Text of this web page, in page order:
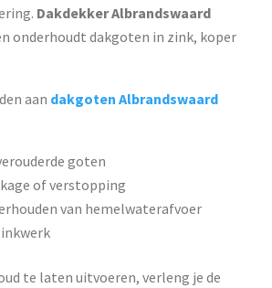
Dakdekker Albrandswaard
onderhoudt dakgoten in zink, koper
aan dakgoten Albrandswaard
goten
of verstopping
van hemelwaterafvoer
te laten uitvoeren, verleng je de